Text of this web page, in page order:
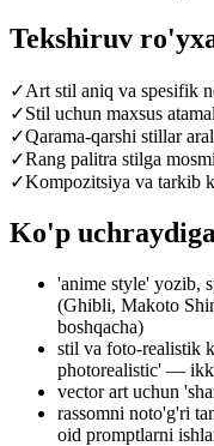
Tekshiruv
✓Art stil aniq va spesifik
✓Stil uchun maxsus
✓Qarama-qarshi stillar
✓Rang palitra stilga
✓Kompozitsiya va tarkib
Ko'p
'anime style' yozib,
(Ghibli, Makoto
boshqacha)
stil va foto-realistik
photorealistic' —
vector art uchun
rassomni noto'g'ri
oid promptlarni